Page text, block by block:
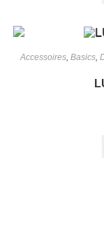
Accessoires, Basics,